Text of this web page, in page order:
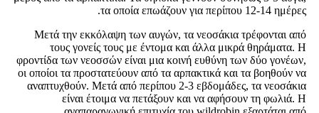
τα οποία επωάζουν για περίπου 12-14 ημέρες.
Μετά την εκκόλαψη των αυγών, τα νεοσάκια τρέφονται από
τους γονείς τους με έντομα και άλλα μικρά θηράματα. Η
φροντίδα των νεοσσών είναι μια κοινή ευθύνη των δύο γονέων,
οι οποίοι τα προστατεύουν από τα αρπακτικά και τα βοηθούν να
αναπτυχθούν. Μετά από περίπου 2-3 εβδομάδες, τα νεοσάκια
είναι έτοιμα να πετάξουν και να αφήσουν τη φωλιά. Η